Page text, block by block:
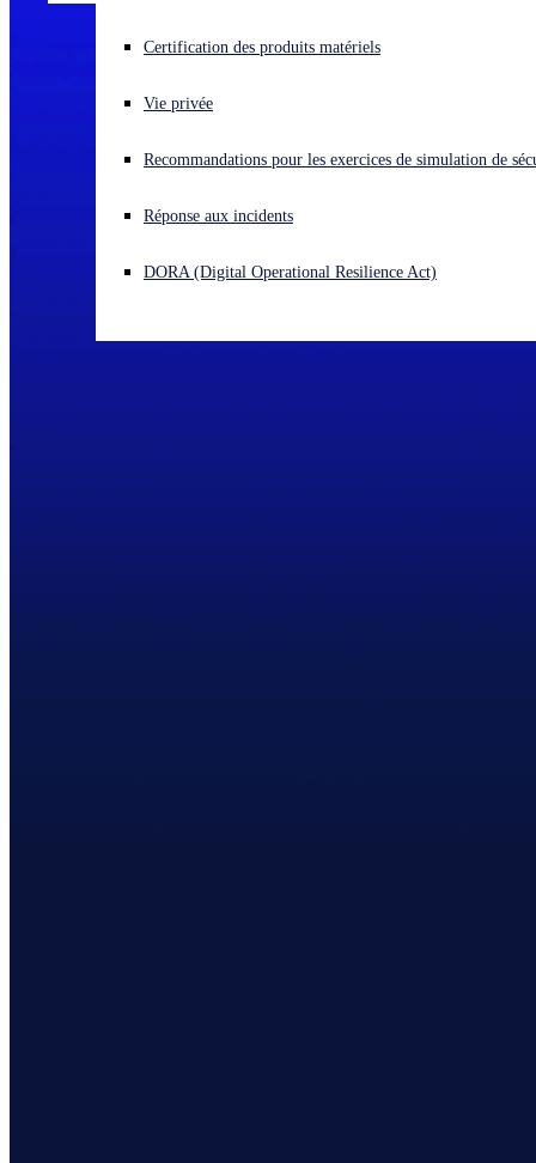
Vous subissez une cyberattaque ? Obtenez une aide immédiate.
Open language switcher
Certification des produits matériels
Vie privée
Recommandations pour les exercices de simulation de
Réponse aux incidents
DORA (Digital Operational Resilience Act)